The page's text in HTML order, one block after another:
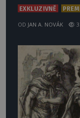
EXKLUZIVNĚ
OD JAN A. NOVÁK